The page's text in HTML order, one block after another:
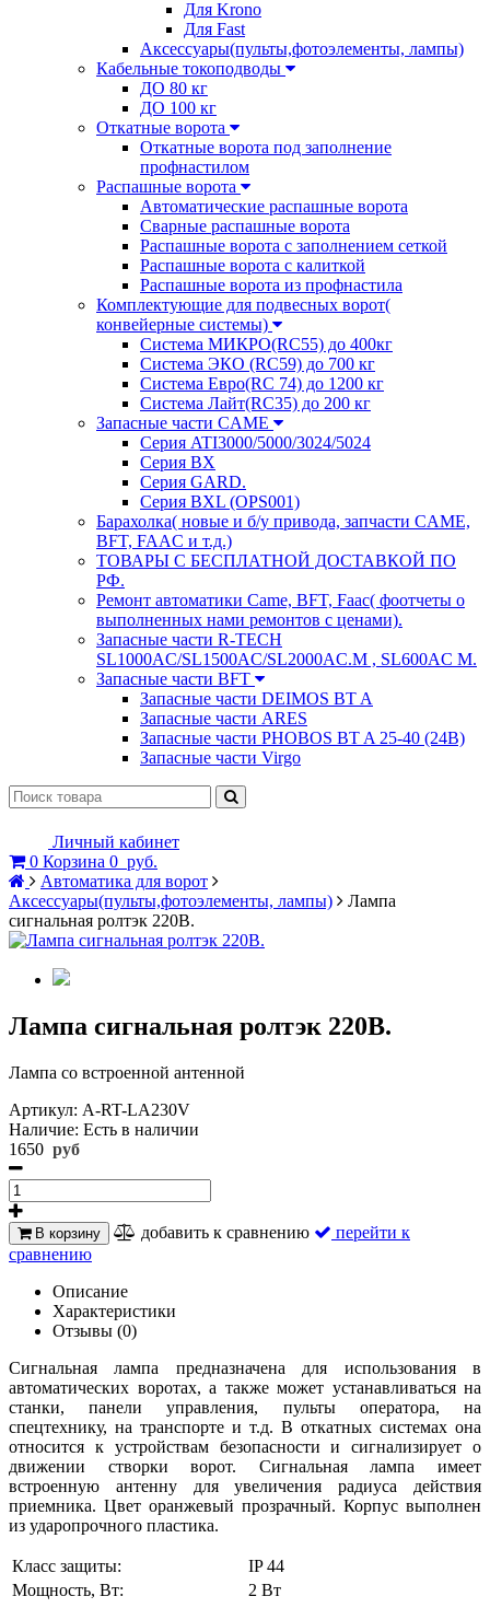
Для Krono
Для Fast
Аксессуары(пульты,фотоэлементы, лампы)
Кабельные токоподводы
ДО 80 кг
ДО 100 кг
Откатные ворота
Откатные ворота под заполнение
профнастилом
Распашные ворота
Автоматические распашные ворота
Сварные распашные ворота
Распашные ворота с заполнением сеткой
Распашные ворота с калиткой
Распашные ворота из профнастила
Комплектующие для подвесных ворот(
конвейерные системы)
Система МИКРО(RC55) до 400кг
Система ЭКО (RC59) до 700 кг
Система Евро(RC 74) до 1200 кг
Система Лайт(RC35) до 200 кг
Запасные части CAME
Серия ATI3000/5000/3024/5024
Серия BX
Серия GARD.
Серия BXL (OPS001)
Барахолка( новые и б/у привода, запчасти CAME,
BFT, FAAC и т.д.)
ТОВАРЫ С БЕСПЛАТНОЙ ДОСТАВКОЙ ПО
РФ.
Ремонт автоматики Came, BFT, Faac( фоотчеты о
выполненных нами ремонтов с ценами).
Запасные части R-TECH
SL1000AC/SL1500AC/SL2000AC.M , SL600AC M.
Запасные части BFT
Запасные части DEIMOS BT A
Запасные части ARES
Запасные части PHOBOS BT A 25-40 (24B)
Запасные части Virgo
Личный кабинет
0 Корзина 0 руб.
Автоматика для ворот
Аксессуары(пульты,фотоэлементы, лампы)
Лампа
сигнальная ролтэк 220В.
Лампа сигнальная ролтэк 220В.
Лампа со встроенной антенной
Артикул: A-RT-LA230V
Наличие: Есть в наличии
1650 руб
В корзину добавить к сравнению
перейти к
сравнению
Описание
Характеристики
Отзывы (0)
Сигнальная лампа предназначена для использования в
автоматических воротах, а также может устанавливаться на
станки, панели управления, пульты оператора, на
спецтехнику, на транспорте и т.д. В откатных системах она
относится к устройствам безопасности и сигнализирует о
движении створки ворот. Сигнальная лампа имеет
встроенную антенну для увеличения радиуса действия
приемника. Цвет оранжевый прозрачный. Корпус выполнен
из ударопрочного пластика.
Класс защиты:
IP 44
Мощность, Вт:
2 Вт